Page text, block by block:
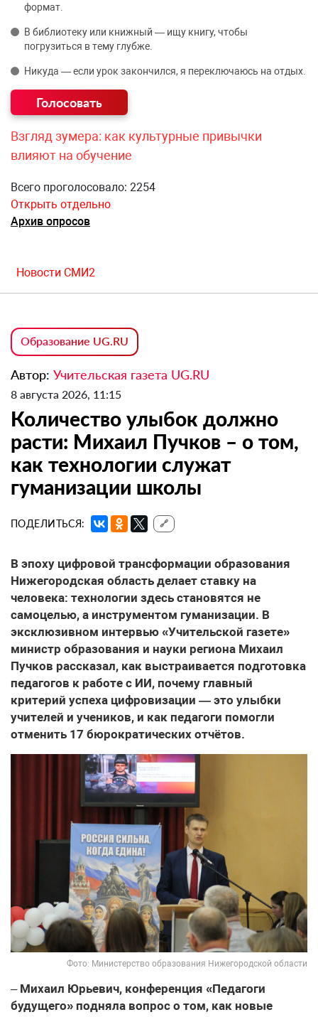
формат.
В библиотеку или книжный — ищу книгу, чтобы
погрузиться в тему глубже.
Никуда — если урок закончился, я переключаюсь на отдых.
Взгляд зумера: как культурные привычки
влияют на обучение
Всего проголосовало: 2254
Открыть отдельно
Архив опросов
Новости СМИ2
Образование UG.RU
Автор: Учительская газета UG.RU
8 августа 2026, 11:15
Количество улыбок должно
расти: Михаил Пучков – о том,
как технологии служат
гуманизации школы
ПОДЕЛИТЬСЯ: 🔗
В эпоху цифровой трансформации образования
Нижегородская область делает ставку на
человека: технологии здесь становятся не
самоцелью, а инструментом гуманизации. В
эксклюзивном интервью «Учительской газете»
министр образования и науки региона Михаил
Пучков рассказал, как выстраивается подготовка
педагогов к работе с ИИ, почему главный
критерий успеха цифровизации — это улыбки
учителей и учеников, и как педагоги помогли
отменить 17 бюрократических отчётов.
Фото: Министерство образования Нижегородской области
–Михаил Юрьевич, конференция «Педагоги
будущего» подняла вопрос о том, как новые